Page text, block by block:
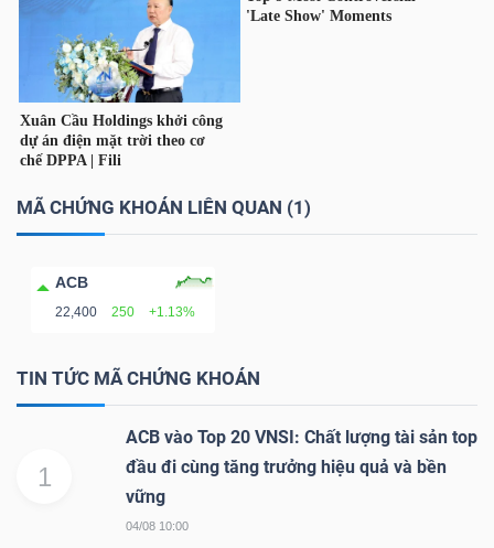
MÃ CHỨNG KHOÁN LIÊN QUAN (1)
ACB
22,400 250 +1.13%
TIN TỨC MÃ CHỨNG KHOÁN
1
ACB vào Top 20 VNSI: Chất lượng tài sản top
đầu đi cùng tăng trưởng hiệu quả và bền
vững
04/08 10:00
TÀI
CHÍNH
CÁ
NHÂN
TÍCH
VIETSTOCKFINANCE
MÔ